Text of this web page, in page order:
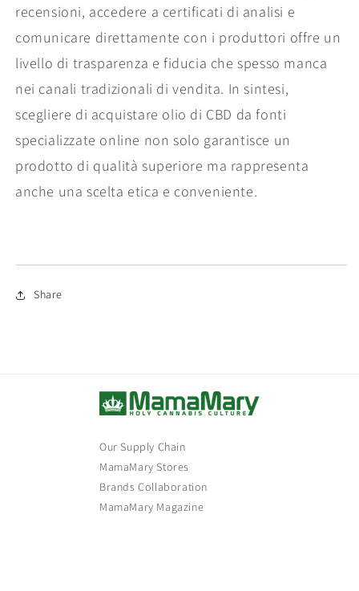
recensioni, accedere a certificati di analisi e
comunicare direttamente con i produttori offre un
livello di trasparenza e fiducia che spesso manca
nei canali tradizionali di vendita. In sintesi,
scegliere di acquistare olio di CBD da fonti
specializzate online non solo garantisce un
prodotto di qualità superiore ma rappresenta
anche una scelta etica e conveniente.
Share
Our Supply Chain
MamaMary Stores
Brands Collaboration
MamaMary Magazine